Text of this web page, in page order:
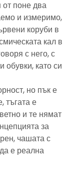
поне два
и измеримо,
коруби в
кал в
с него, с
като си
но пък е
тъгата е
и те нямат
за
чашата с
е реална